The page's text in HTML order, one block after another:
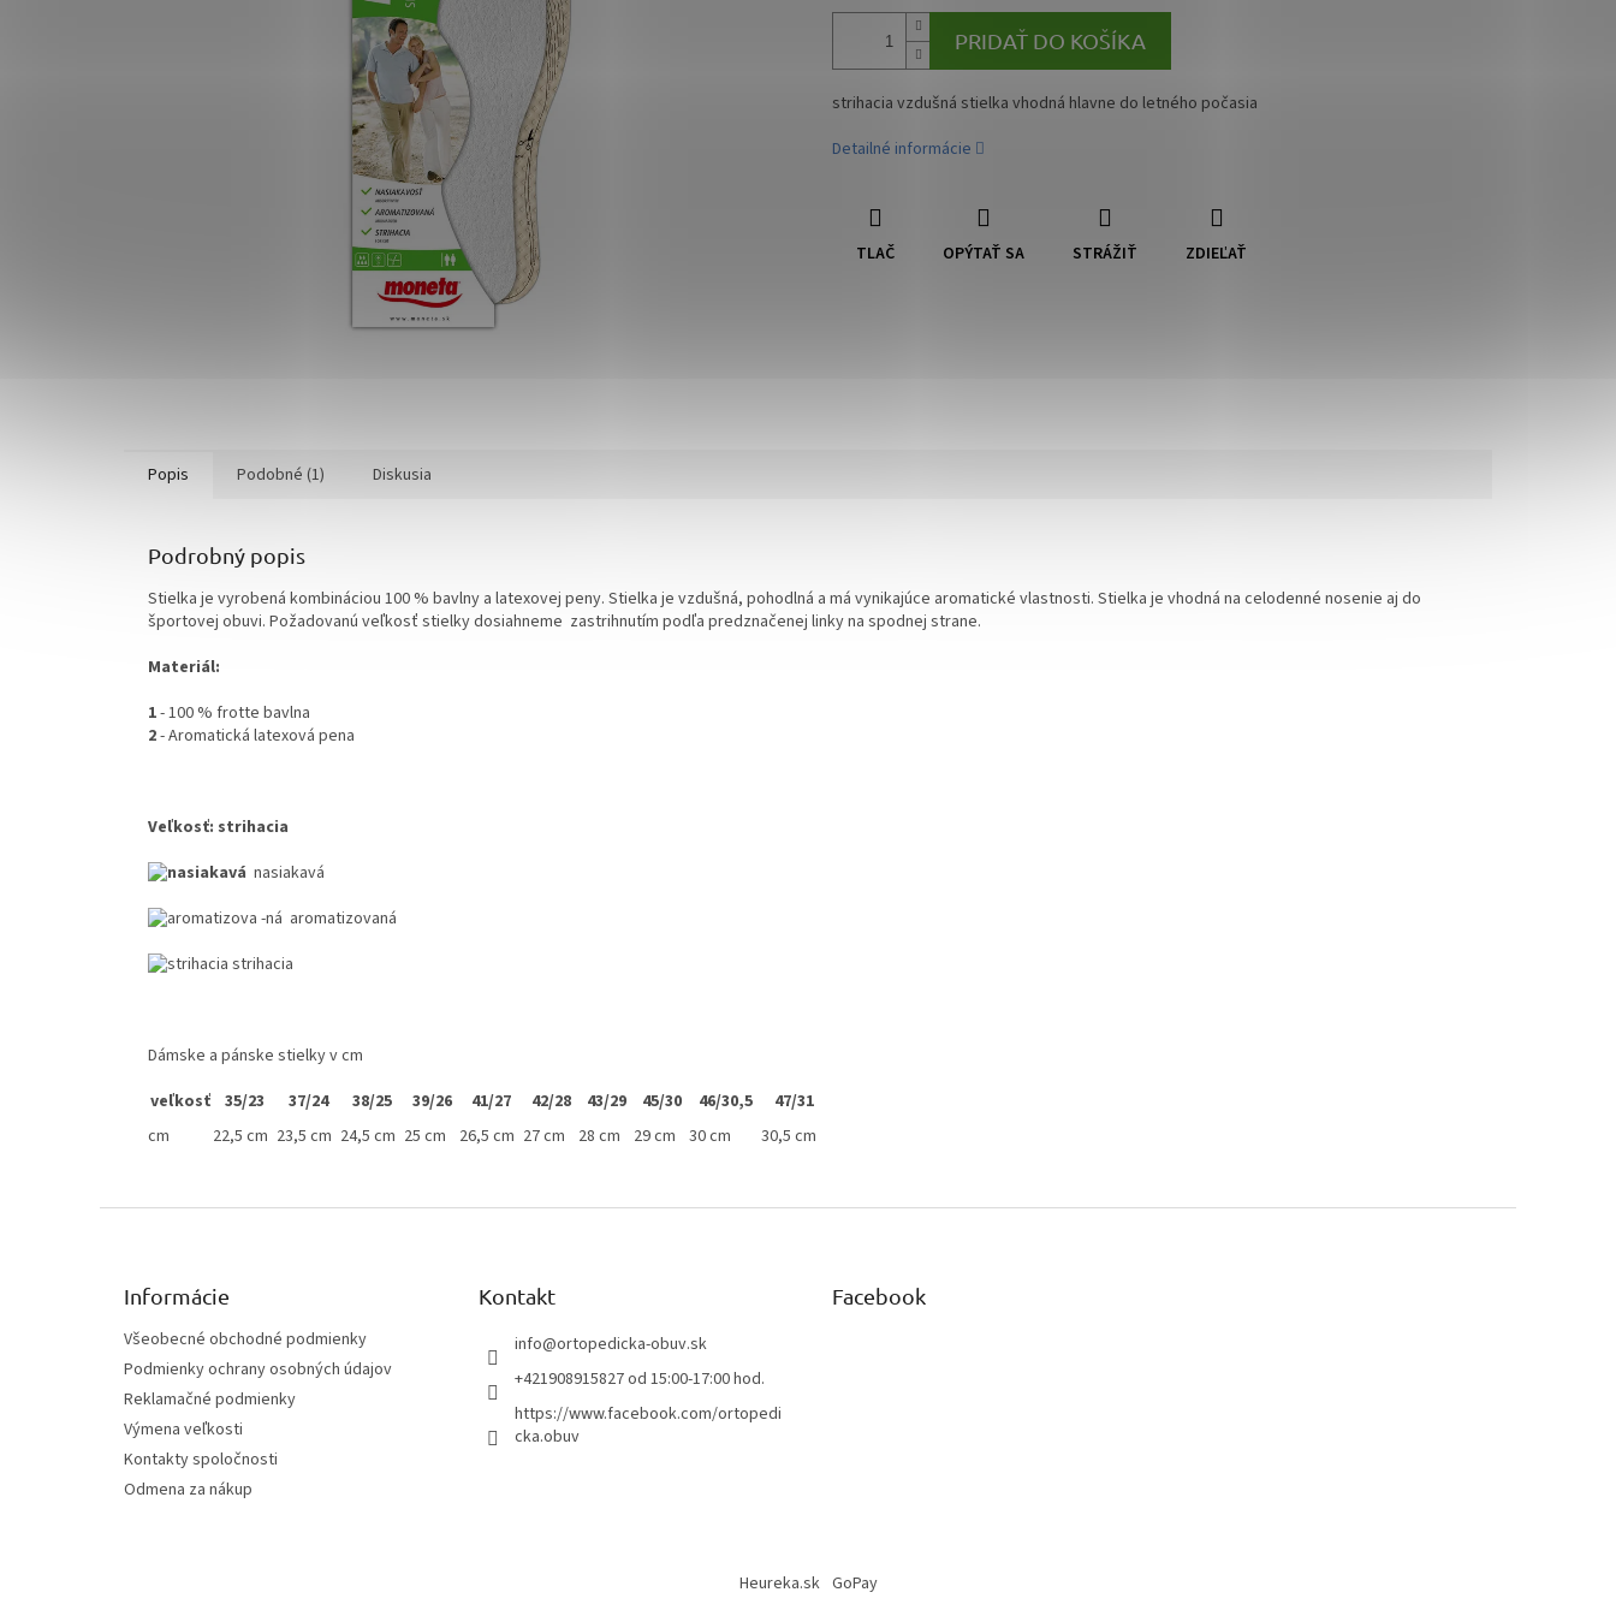
PRIDAŤ DO KOŠÍKA
strihacia vzdušná stielka vhodná hlavne do letného počasia
Detailné informácie
TLAČ OPÝTAŤ SA STRÁŽIŤ ZDIEĽAŤ
Popis Podobné (1) Diskusia
Podrobný popis
Stielka je vyrobená kombináciou 100 % bavlny a latexovej peny. Stielka je vzdušná, pohodlná a má vynikajúce aromatické vlastnosti. Stielka je vhodná na celodenné nosenie aj do
športovej obuvi. Požadovanú veľkosť stielky dosiahneme zastrihnutím podľa predznačenej linky na spodnej strane.
Materiál:
1- 100 % frotte bavlna
2- Aromatická latexová pena
Veľkosť: strihacia
nasiakavá
aromatizovaná
strihacia
Dámske a pánske stielky v cm
veľkosť 35/23 37/24 38/25 39/26 41/27 42/28 43/29 45/30 46/30,5
47/31
cm
22,5 cm 23,5 cm 24,5 cm 25 cm 26,5 cm 27 cm 28 cm 29 cm 30 cm 30,5 cm
Informácie
Všeobecné obchodné podmienky
Podmienky ochrany osobných údajov
Reklamačné podmienky
Výmena veľkosti
Kontakty spoločnosti
Odmena za nákup
Kontakt
info@ortopedicka-obuv.sk
+421908915827 od 15:00-17:00 hod.
https://www.facebook.com/ortopedi
cka.obuv
Facebook
Heureka.sk GoPay